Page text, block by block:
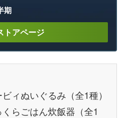
期
トアページ
ィぬいぐるみ（全1種）
らごはん炊飯器（全1